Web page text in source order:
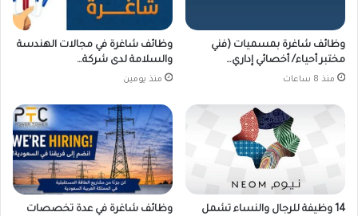
وظائف شاغرة بمسميات (فني
مختبر أحياء/ أخصائي إداري…
منذ 8 ساعات
وظائف شاغرة في مجالات الهندسة
والسلامة لدى شركة…
منذ يومين
14 وظيفة للرجال والنساء تشمل
وظائف شاغرة في عدة تخصصات